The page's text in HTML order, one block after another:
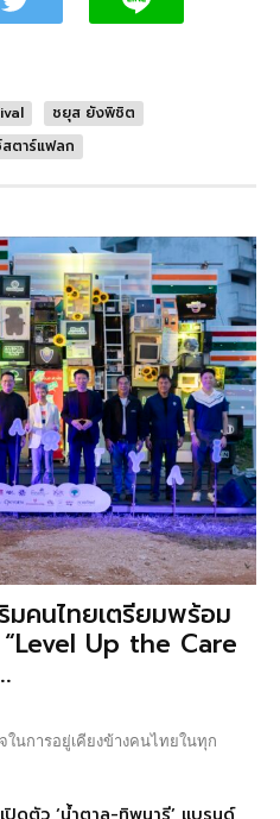
ชยุส ยังพิชิต
สตาร์แฟลก
คนไทยเตรียมพร้อม
Up the Care
นการอยู่เคียงข้างคนไทยในทุก